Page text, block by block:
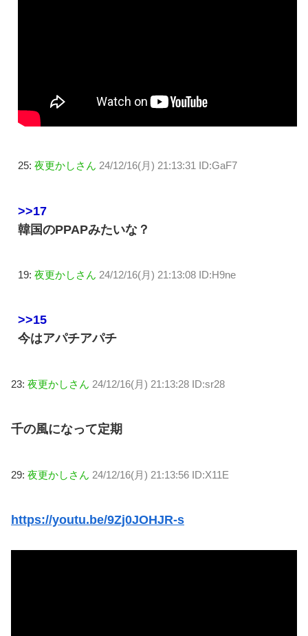
25: 夜更かしさん 24/12/16(月) 21:13:31 ID:GaF7
>>17
韓国のPPAPみたいな？
19: 夜更かしさん 24/12/16(月) 21:13:08 ID:H9ne
>>15
今はアパチアパチ
23: 夜更かしさん 24/12/16(月) 21:13:28 ID:sr28
千の風になって定期
29: 夜更かしさん 24/12/16(月) 21:13:56 ID:X11E
https://youtu.be/9Zj0JOHJR-s